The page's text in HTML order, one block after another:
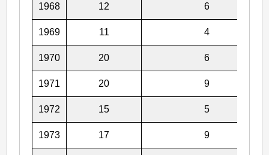
1968 12 6
1969 11 4
1970 20 6
1971 20 9
1972 15 5
1973 17 9